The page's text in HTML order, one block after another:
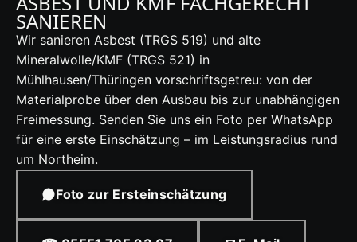
SANIEREN
Wir sanieren Asbest (TRGS 519) und alte
Mineralwolle/KMF (TRGS 521) in
Mühlhausen/Thüringen vorschriftsgetreu: von der
Materialprobe über den Ausbau bis zur unabhängigen
Freimessung. Senden Sie uns ein Foto per WhatsApp
für eine erste Einschätzung – im Leistungsradius rund
um Northeim.
Foto zur Ersteinschätzung